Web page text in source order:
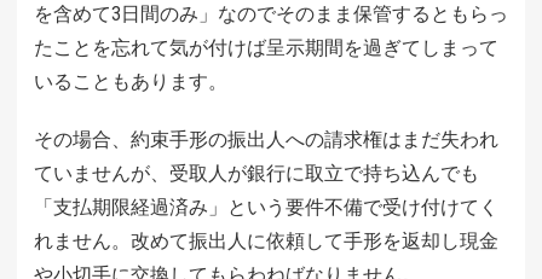
を含めて3日間のみ」なのでそのまま保管するともらっ
たことを忘れて気が付けば呈示期間を過ぎてしまって
いることもあります。
その場合、約束手形の振出人への請求権はまだ失われ
ていませんが、受取人が銀行に取立で持ち込んでも
「支払期限経過済み」という要件不備で受け付けてく
れません。改めて振出人に依頼して手形を返却し現金